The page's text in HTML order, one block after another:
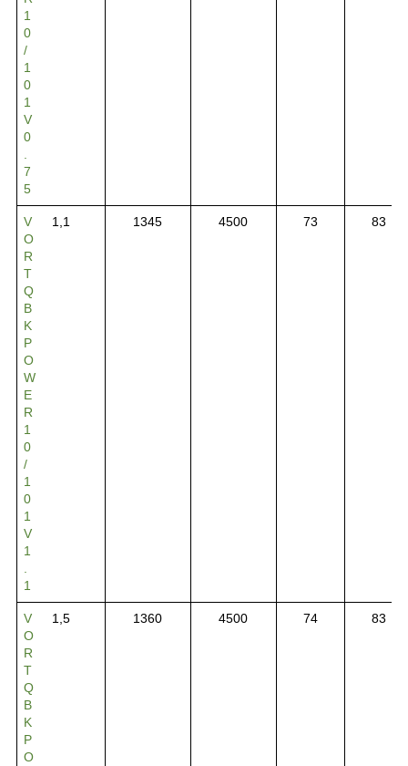
1
0
/
1
0
1
V
0
7
5
V
O
R
T
Q
B
K
P
O
W
E
R
1
0
/
1
0
1
V
1
1
1,1 1345 4500 73 83
V
O
R
T
Q
B
K
P
O
1,5 1360 4500 74 83